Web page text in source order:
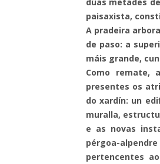
paisaxista,
A pradeira
de paso: a
máis grande,
Como remate,
presentes os
do xardín: un
muralla,
e as novas
pérgoa-
pertencentes